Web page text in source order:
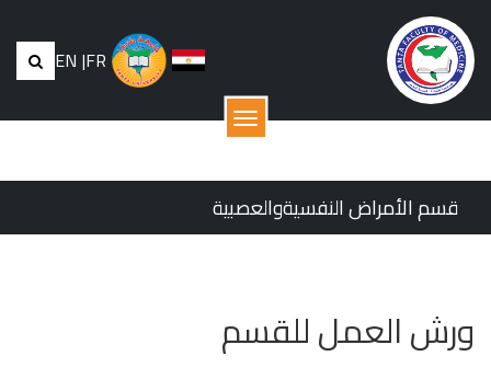
EN |FR
القائمة
قسم الأمراض النفسيةوالعصبية
ورش العمل للقسم